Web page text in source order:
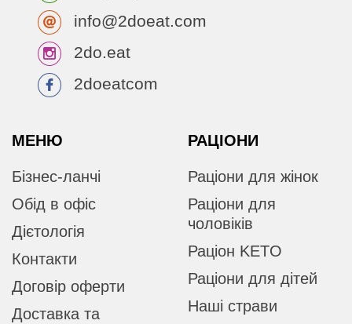
info@2doeat.com
2do.eat
2doeatcom
МЕНЮ
Бізнес-ланчі
Обід в офіс
Дієтологія
Контакти
Договір оферти
Доставка та
РАЦІОНИ
Раціони для жінок
Раціони для
чоловіків
Раціон KETO
Раціони для дітей
Наші страви